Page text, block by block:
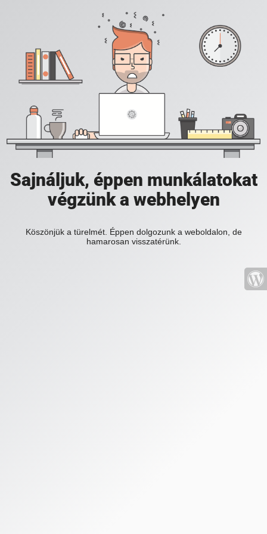
Sajnáljuk, éppen munkálatokat
végzünk a webhelyen
Köszönjük a türelmét. Éppen dolgozunk a weboldalon, de
hamarosan visszatérünk.